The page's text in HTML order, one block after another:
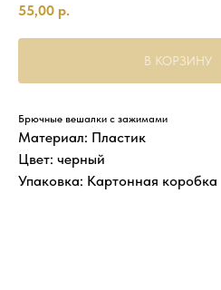
55,00 р.
В КОРЗИНУ
Брючные вешалки с зажимами
Материал: Пластик
Цвет: черный
Упаковка: Картонная коробка